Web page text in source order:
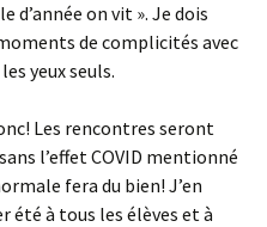
d’année on vit ». Je dois
de complicités avec
yeux seuls.
Les rencontres seront
l’effet COVID mentionné
fera du bien! J’en
été à tous les élèves et à